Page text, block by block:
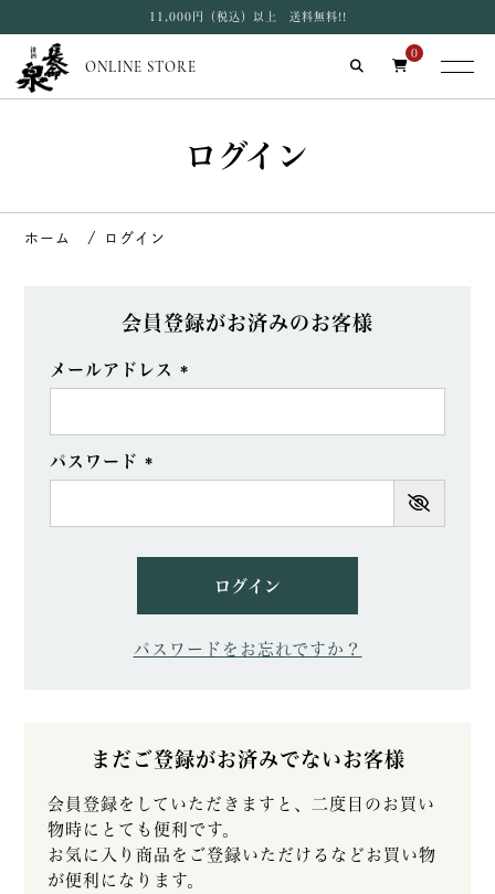
11,000円（税込）以上 送料無料!!
ONLINE STORE
0
ログイン
ログイン
会員登録がお済みのお客様
メールアドレス
パスワード
ログイン
パスワードをお忘れですか？
まだご登録がお済みでないお客様
会員登録をしていただきますと、二度目のお買い
物時にとても便利です。
お気に入り商品をご登録いただけるなどお買い物
が便利になります。